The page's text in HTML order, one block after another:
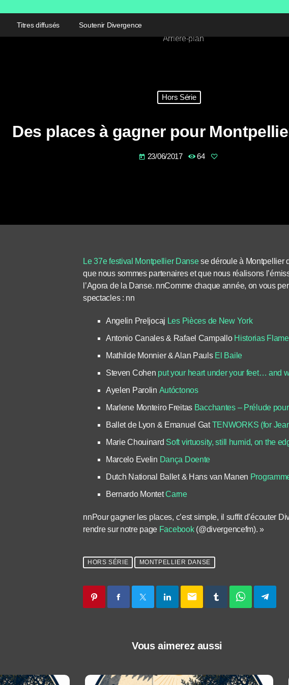
Titres diffusés Soutenir Divergence
Hors Série
Des places à gagner pour
today 23/06/2017 64
Le 37e festival Montpellier Dansese déroule à Montpellier
que nous sommes partenaires et que nous réalisons
l’Agora de la Danse. nnComme chaque année, on vous
spectacles : nn
Angelin Preljocaj Les Pièces de New York
Antonio Canales & Rafael Campallo Historias
Mathilde Monnier & Alan Pauls El Baile
Steven Cohen put your heart under your feet… and
Ayelen Parolin Autóctonos
Marlene Monteiro Freitas Bacchantes – Prélude
Ballet de Lyon & Emanuel GatTENWORKS (for
Marie Chouinard Soft virtuosity, still humid, on the
Marcelo Evelin Dança Doente
Dutch National Ballet & Hans van Manen
Bernardo MontetCarne
nnPour gagner les places, c’est simple, il suffit d’écouter
rendre sur notre page Facebook(@divergencefm). »
HORS SÉRIE MONTPELLIER DANSE
email
Vous aimerez aussi